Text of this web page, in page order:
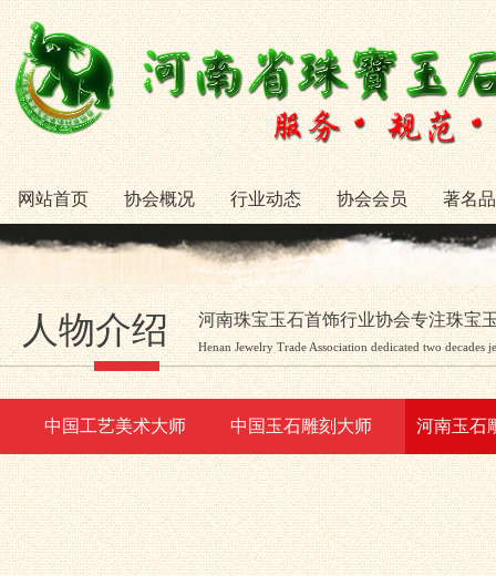
网站首页 协会概况 行业动态 协会会员 著名
人物介绍 河南珠宝玉石首饰行业协会专注珠宝
Henan Jewelry Trade Association dedicated two decades
中国工艺美术大师 中国玉石雕刻大师 河南玉石